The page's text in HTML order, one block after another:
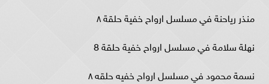
منذر رياحنة في مسلسل ارواح خفية حلقة ٨
نهلة سلامة في مسلسل ارواح خفية حلقة 8
نسمة محمود في مسلسل ارواح خفيه حلقه ٨